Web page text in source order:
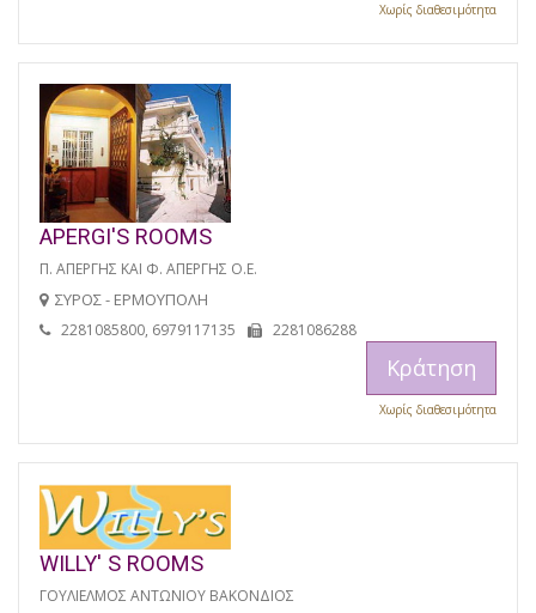
Χωρίς διαθεσιμότητα
APERGI'S ROOMS
Π. ΑΠΕΡΓΗΣ ΚΑΙ Φ. ΑΠΕΡΓΗΣ Ο.Ε.
ΣΥΡΟΣ - ΕΡΜΟΥΠΟΛΗ
2281085800, 6979117135 2281086288
Κράτηση
Χωρίς διαθεσιμότητα
WILLY' S ROOMS
ΓΟΥΛΙΕΛΜΟΣ ΑΝΤΩΝΙΟΥ ΒΑΚΟΝΔΙΟΣ